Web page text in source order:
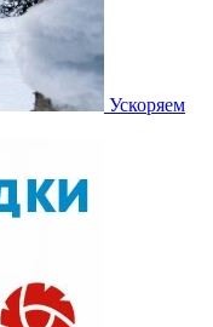
Ускоряем